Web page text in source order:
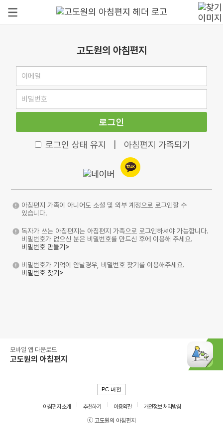
고도원의 아침편지
로그인
로그인 상태 유지 아침편지 가족되기
아침편지 가족이 아니어도 소셜 및 외부 계정으로 로그인할 수
있습니다.
독자가 쓰는 아침편지는 아침편지 가족으로 로그인하셔야 가능합니다.
비밀번호가 없으신 분은 비밀번호를 만드신 후에 이용해 주세요.
비밀번호 만들기>
비밀번호가 기억이 안날경우, 비밀번호 찾기를 이용해주세요.
비밀번호 찾기>
모바일 앱 다운로드
고도원의 아침편지
PC 버전
아침편지 소개 추천하기 이용약관
개인정보 처리방침
ⓒ 고도원의 아침편지